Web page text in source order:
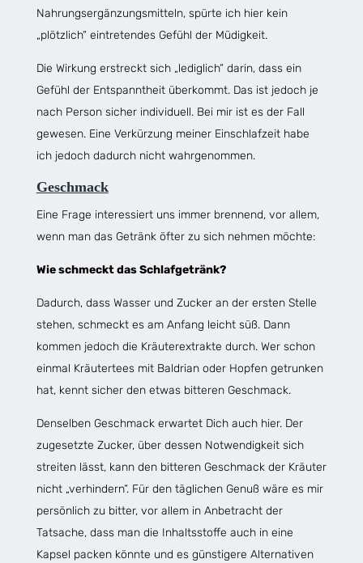
Nahrungsergänzungsmitteln, spürte ich hier kein
„plötzlich“ eintretendes Gefühl der Müdigkeit.
Die Wirkung erstreckt sich „lediglich“ darin, dass ein
Gefühl der Entspanntheit überkommt. Das ist jedoch je
nach Person sicher individuell. Bei mir ist es der Fall
gewesen. Eine Verkürzung meiner Einschlafzeit habe
ich jedoch dadurch nicht wahrgenommen.
Geschmack
Eine Frage interessiert uns immer brennend, vor allem,
wenn man das Getränk öfter zu sich nehmen möchte:
Wie schmeckt das Schlafgetränk?
Dadurch, dass Wasser und Zucker an der ersten Stelle
stehen, schmeckt es am Anfang leicht süß. Dann
kommen jedoch die Kräuterextrakte durch. Wer schon
einmal Kräutertees mit Baldrian oder Hopfen getrunken
hat, kennt sicher den etwas bitteren Geschmack.
Denselben Geschmack erwartet Dich auch hier. Der
zugesetzte Zucker, über dessen Notwendigkeit sich
streiten lässt, kann den bitteren Geschmack der Kräuter
nicht „verhindern“. Für den täglichen Genuß wäre es mir
persönlich zu bitter, vor allem in Anbetracht der
Tatsache, dass man die Inhaltsstoffe auch in eine
Kapsel packen könnte und es günstigere Alternativen